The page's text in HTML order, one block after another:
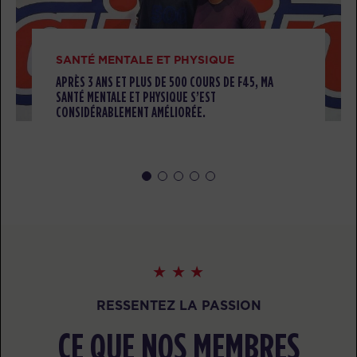
05:30
PM Team F45
06:30
PM
Threshold
Team F45
Team F45
SANTÉ MENTALE ET PHYSIQUE
APRÈS 3 ANS ET PLUS DE 500 COURS DE F45, MA
SANTÉ MENTALE ET PHYSIQUE S’EST
CONSIDÉRABLEMENT AMÉLIORÉE.
RESSENTEZ LA PASSION
CE QUE NOS MEMBRES